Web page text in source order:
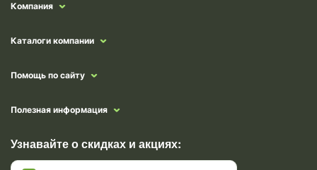
Компания
Каталоги компании
Помощь по сайту
Полезная информация
Узнавайте о скидках и акциях: